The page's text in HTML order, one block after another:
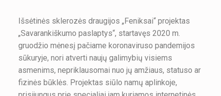
Išsėtinės sklerozės draugijos „Feniksai“ projektas
„Savarankiškumo paslaptys“, startavęs 2020 m.
gruodžio mėnesį pačiame koronaviruso pandemijos
sūkuryje, nori atverti naujų galimybių visiems
asmenims, nepriklausomai nuo jų amžiaus, statuso ar
fizinės būklės. Projektas siūlo namų aplinkoje,